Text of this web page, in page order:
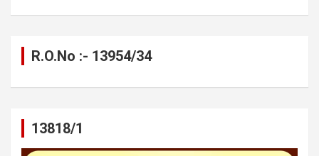
R.O.No :- 13954/34
13818/1